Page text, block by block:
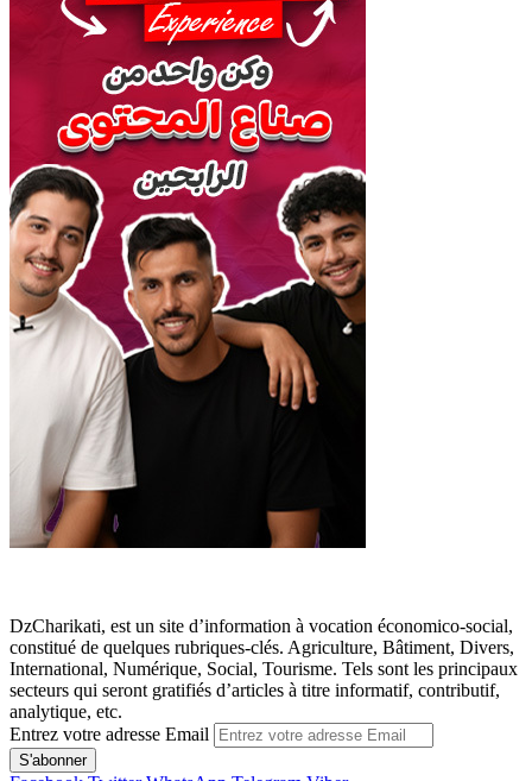
DzCharikati, est un site d’information à vocation économico-social,
constitué de quelques rubriques-clés. Agriculture, Bâtiment, Divers,
International, Numérique, Social, Tourisme. Tels sont les principaux
secteurs qui seront gratifiés d’articles à titre informatif, contributif,
analytique, etc.
Entrez votre adresse Email